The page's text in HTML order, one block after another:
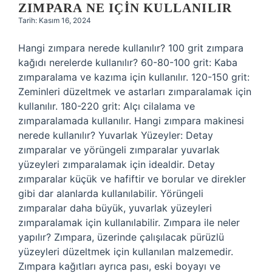
ZIMPARA NE IÇIN KULLANILIR
Tarih: Kasım 16, 2024
Hangi zımpara nerede kullanılır? 100 grit zımpara
kağıdı nerelerde kullanılır? 60-80-100 grit: Kaba
zımparalama ve kazıma için kullanılır. 120-150 grit:
Zeminleri düzeltmek ve astarları zımparalamak için
kullanılır. 180-220 grit: Alçı cilalama ve
zımparalamada kullanılır. Hangi zımpara makinesi
nerede kullanılır? Yuvarlak Yüzeyler: Detay
zımparalar ve yörüngeli zımparalar yuvarlak
yüzeyleri zımparalamak için idealdir. Detay
zımparalar küçük ve hafiftir ve borular ve direkler
gibi dar alanlarda kullanılabilir. Yörüngeli
zımparalar daha büyük, yuvarlak yüzeyleri
zımparalamak için kullanılabilir. Zımpara ile neler
yapılır? Zımpara, üzerinde çalışılacak pürüzlü
yüzeyleri düzeltmek için kullanılan malzemedir.
Zımpara kağıtları ayrıca pası, eski boyayı ve